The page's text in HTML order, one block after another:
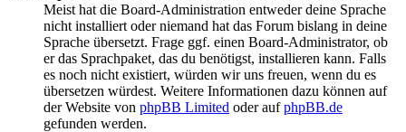
Meist hat die Board-Administration entweder deine Sprache
nicht installiert oder niemand hat das Forum bislang in deine
Sprache übersetzt. Frage ggf. einen Board-Administrator, ob
er das Sprachpaket, das du benötigst, installieren kann. Falls
es noch nicht existiert, würden wir uns freuen, wenn du es
übersetzen würdest. Weitere Informationen dazu können auf
der Website von phpBB Limited oder aufphpBB.de
gefunden werden.